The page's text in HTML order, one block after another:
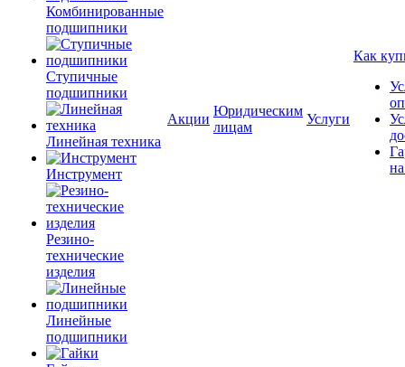
Комбинированные
подшипники
Ступичные
подшипники
Линейная техника
Инструмент
Резино-
технические
изделия
Линейные
подшипники
Акции
Юридическим
лицам
Услуги
Как